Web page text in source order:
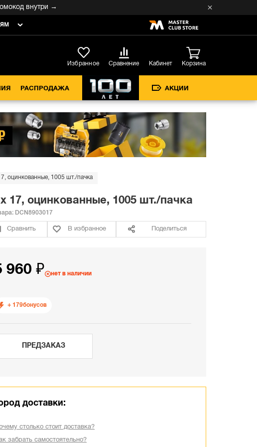
внутри →
Избранное Сравнение Кабинет Корзина
РАСПРОДАЖА АКЦИИ
оцинкованные, 1005 шт./пачка
x 17, оцинкованные, 1005 шт./пачка
DCN8903017
Сравнить В избранное Поделиться
960 ₽ нет в наличии
+ 179бонусов
ПРЕДЗАКАЗ
доставки:
столько стоит доставка?
забрать самостоятельно?